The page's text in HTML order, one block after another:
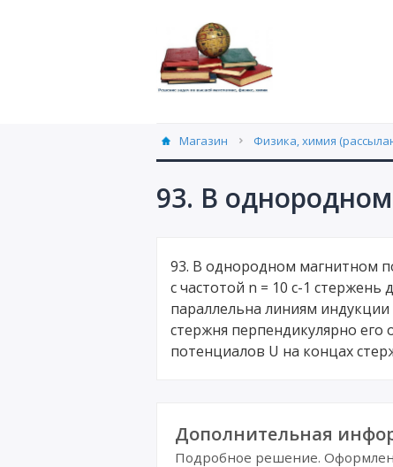
Магазин Физика, химия
93. В
93. В однородном магнитном
с частотой n = 10 с-1
параллельна линиям
стержня перпендикулярно его
потенциалов U на концах
Дополнительная
Подробное решение.